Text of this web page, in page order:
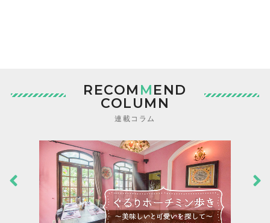
RECOM MEND
COLUMN
連載コラム